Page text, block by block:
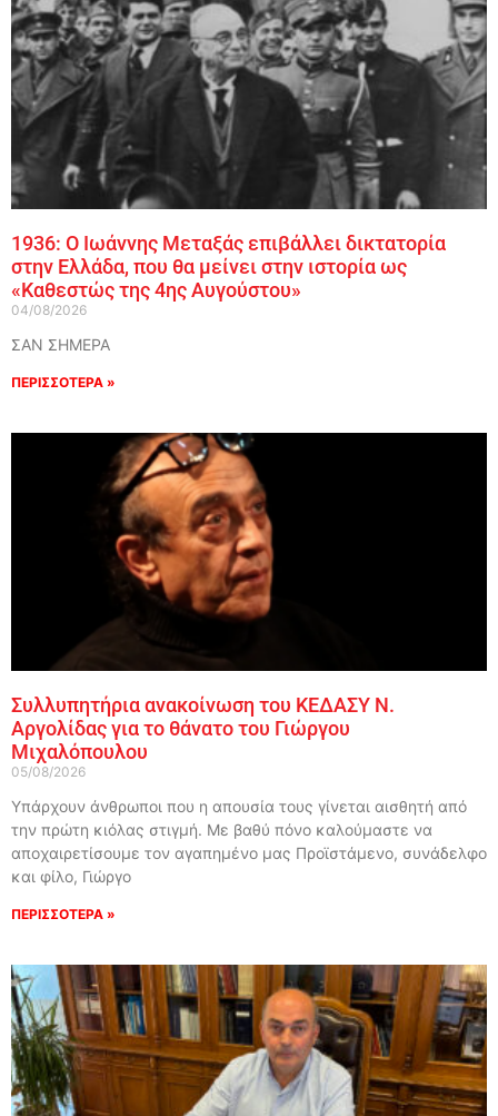
1936: Ο Ιωάννης Μεταξάς επιβάλλει δικτατορία
στην Ελλάδα, που θα μείνει στην ιστορία ως
«Καθεστώς της 4ης Αυγούστου»
04/08/2026
ΣΑΝ ΣΗΜΕΡΑ
ΠΕΡΙΣΣΟΤΕΡΑ »
Συλλυπητήρια ανακοίνωση του ΚΕΔΑΣΥ Ν.
Αργολίδας για το θάνατο του Γιώργου
Μιχαλόπουλου
05/08/2026
Υπάρχουν άνθρωποι που η απουσία τους γίνεται αισθητή από
την πρώτη κιόλας στιγμή. Με βαθύ πόνο καλούμαστε να
αποχαιρετίσουμε τον αγαπημένο μας Προϊστάμενο, συνάδελφο
και φίλο, Γιώργο
ΠΕΡΙΣΣΟΤΕΡΑ »